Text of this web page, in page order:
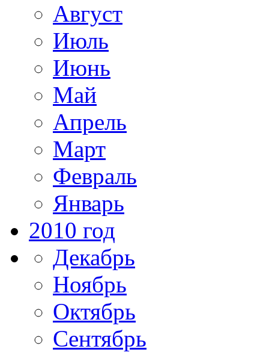
Август
Июль
Июнь
Май
Апрель
Март
Февраль
Январь
2010 год
Декабрь
Ноябрь
Октябрь
Сентябрь